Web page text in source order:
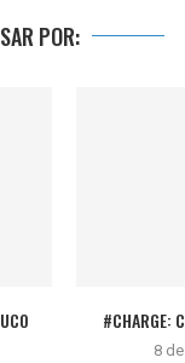
POR:
#CHARGE:
8